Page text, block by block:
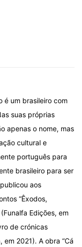
é um brasileiro com
suas próprias
apenas o nome, mas
cultural e
português para
brasileiro para ser
aos
“Êxodos,
Edições, em
de crónicas
em 2021). A obra “Cá